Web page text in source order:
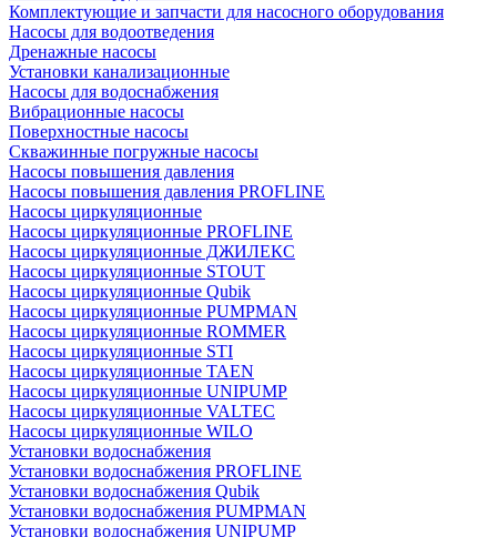
Комплектующие и запчасти для насосного оборудования
Насосы для водоотведения
Дренажные насосы
Установки канализационные
Насосы для водоснабжения
Вибрационные насосы
Поверхностные насосы
Скважинные погружные насосы
Насосы повышения давления
Насосы повышения давления PROFLINE
Насосы циркуляционные
Насосы циркуляционные PROFLINE
Насосы циркуляционные ДЖИЛЕКС
Насосы циркуляционные STOUT
Насосы циркуляционные Qubik
Насосы циркуляционные PUMPMAN
Насосы циркуляционные ROMMER
Насосы циркуляционные STI
Насосы циркуляционные TAEN
Насосы циркуляционные UNIPUMP
Насосы циркуляционные VALTEC
Насосы циркуляционные WILO
Установки водоснабжения
Установки водоснабжения PROFLINE
Установки водоснабжения Qubik
Установки водоснабжения PUMPMAN
Установки водоснабжения UNIPUMP